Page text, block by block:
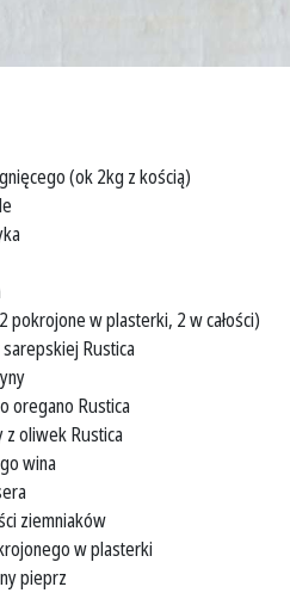
(ok 2kg z kością)
pokrojone w plasterki, 2 w całości)
Rustica
oregano Rustica
oliwek Rustica
wina
ziemniaków
w plasterki
pieprz